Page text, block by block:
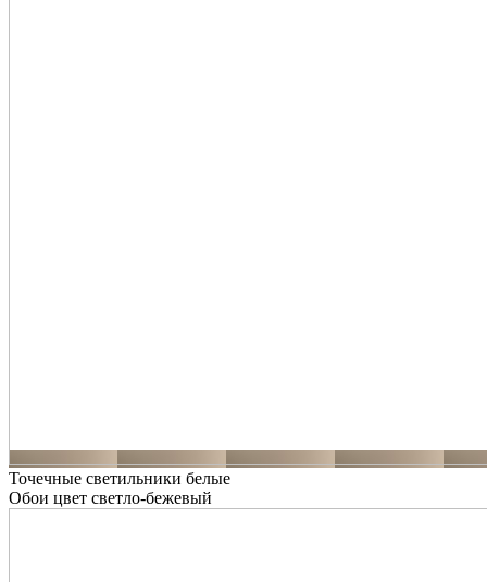
Точечные светильники белые
Обои цвет светло-бежевый